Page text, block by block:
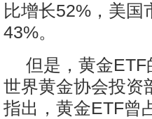
比增长52%，美
43%。
但是，黄金
世界黄金协会投资
指出，黄金ETF曾